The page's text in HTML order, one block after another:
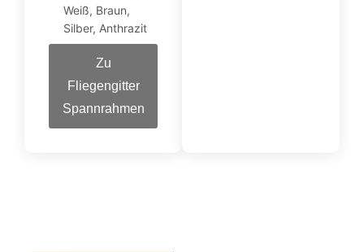
Weiß, Braun,
Silber, Anthrazit
Zu
Fliegengitter
Spannrahmen